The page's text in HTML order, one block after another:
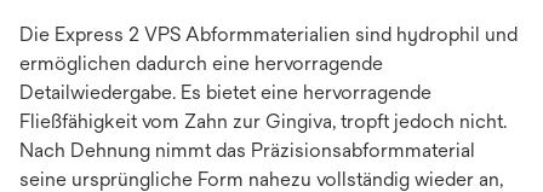
Die Express 2 VPS Abformmaterialien sind hydrophil und
ermöglichen dadurch eine hervorragende
Detailwiedergabe. Es bietet eine hervorragende
Fließfähigkeit vom Zahn zur Gingiva, tropft jedoch nicht.
Nach Dehnung nimmt das Präzisionsabformmaterial
seine ursprüngliche Form nahezu vollständig wieder an,